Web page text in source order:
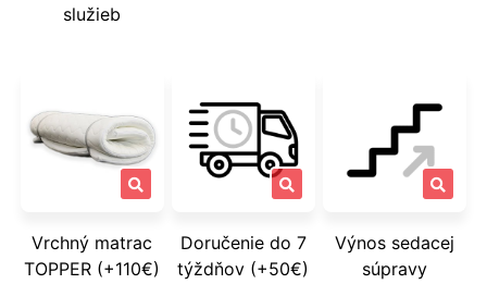
služieb
Vrchný matrac
TOPPER (+110€)
Doručenie do 7
týždňov (+50€)
Výnos sedacej
súpravy